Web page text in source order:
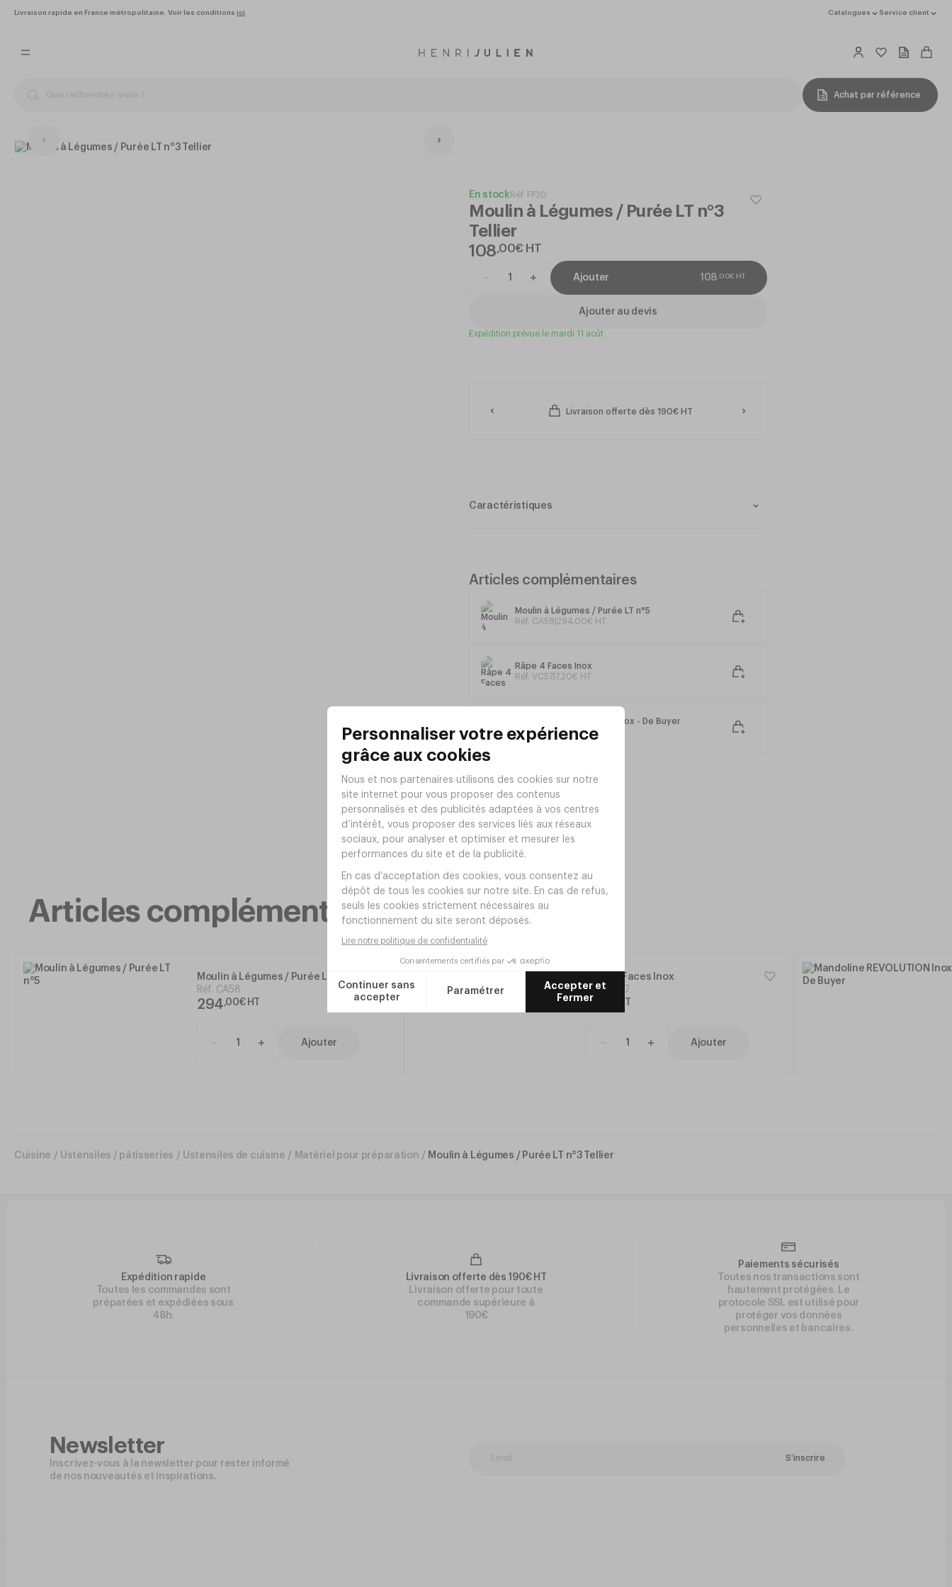
Livraison rapide en France métropolitaine. Voir les conditions ici . Catalogues Service client
Achat par référence
En stock Réf. FP30
Moulin à Légumes / Purée LT n°3
Tellier
108,00€ HT
Ajouter 108 00€ HT
Ajouter au devis
Expédition prévue le mardi 11 août
Livraison offerte dès 190€ HT
Caractéristiques
Acier Inox 18/10
Production:1,5Kg de purée / minute
Poids: 1,3Kg
Articles complémentaires
Moulin à Légumes / Purée LT n°5
Réf. CA58 294 00€ HT
Râpe 4 Faces Inox
Réf. VC57 7, 20€ HT
Mandoline REVOLUTION Inox - De Buyer
Réf. XP33|118,00€ HT
Articles complémentaires
Moulin à Légumes / Purée LT n°5
Réf. CA58
294,00€ HT
Ajouter
Râpe 4 Faces Inox
Réf. VC57
7
Ajouter
Cuisine / Ustensiles / pâtisseries / Ustensiles de cuisine / Matériel pour préparation / Moulin à Légumes / Purée LT n°3 Tellier
Expédition rapide
Toutes les commandes sont
préparées et expédiées sous
48h.
Livraison offerte dès 190€ HT
Livraison offerte pour toute
commande supérieure à
190€
Paiements sécurisés
Toutes nos transactions sont
hautement protégées. Le
protocole SSL est utilisé pour
protéger vos données
personnelles et bancaires.
Newsletter
Inscrivez-vous à la newsletter pour rester informé
de nos nouveautés et inspirations.
S'inscrire